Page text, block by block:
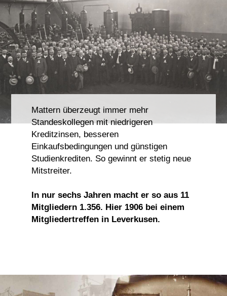
Mattern überzeugt immer mehr
Standeskollegen mit niedrigeren
Kreditzinsen, besseren
Einkaufsbedingungen und günstigen
Studienkrediten. So gewinnt er stetig neue
Mitstreiter.
In nur sechs Jahren macht er so aus 11
Mitgliedern 1.356. Hier 1906 bei einem
Mitgliedertreffen in Leverkusen.